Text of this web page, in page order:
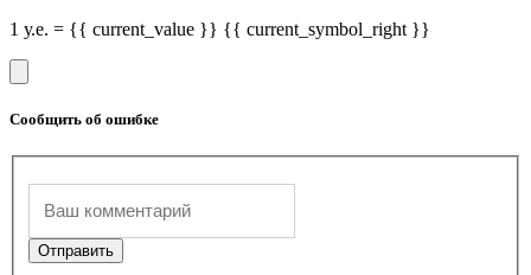
1 у.е. = {{ current_value }} {{ current_symbol_right }}
Сообщить об ошибке